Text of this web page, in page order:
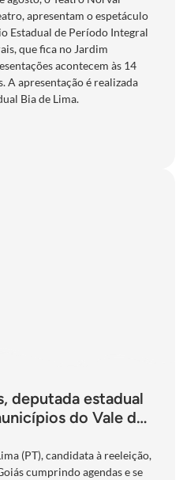
apresentam o espetáculo
Estadual de Período Integral
que fica no Jardim
acontecem às 14
A apresentação é realizada
Bia de Lima.
deputada estadual
do Vale do
(PT), candidata à reeleição,
cumprindo agendas e se